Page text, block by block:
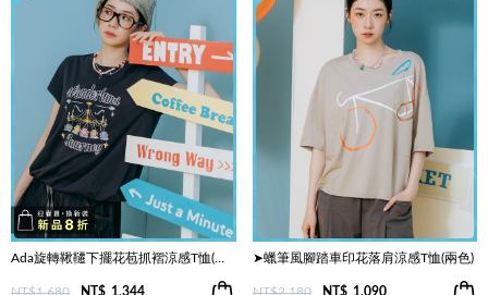
Ada旋轉鞦韆下擺花苞抓褶涼感T恤(兩色)
NT$1,680 NT$ 1,344
➤蠟筆風腳踏車印花落肩涼感T恤(兩色)
NT$2,180 NT$ 1,090